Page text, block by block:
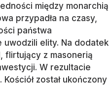
między monarchią
przypadła na czasy,
państwa
uwodzili elity. Na dodatek
flirtujący z masonerią
W rezultacie
został ukończony